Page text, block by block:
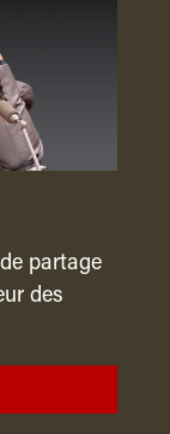
partage
des